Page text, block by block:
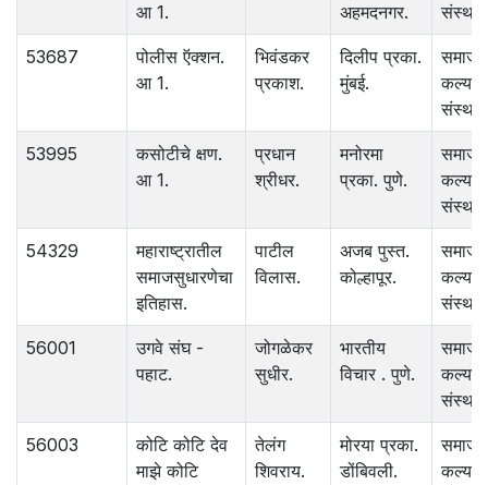
आ 1.
अहमदनगर.
संस्था.
53687
पोलीस ऍक्शन.
आ 1.
भिवंडकर
प्रकाश.
दिलीप प्रका.
मुंबई.
समाज
कल्याण
संस्था.
53995
कसोटीचे क्षण.
आ 1.
प्रधान
श्रीधर.
मनोरमा
प्रका. पुणे.
समाज
कल्याण
संस्था.
54329
महाराष्ट्रातील
समाजसुधारणेचा
इतिहास.
पाटील
विलास.
अजब पुस्त.
कोल्हापूर.
समाज
कल्याण
संस्था.
56001
उगवे संघ -
पहाट.
जोगळेकर
सुधीर.
भारतीय
विचार . पुणे.
समाज
कल्याण
संस्था.
56003
कोटि कोटि देव
माझे कोटि
तेलंग
शिवराय.
मोरया प्रका.
डोंबिवली.
समाज
कल्याण